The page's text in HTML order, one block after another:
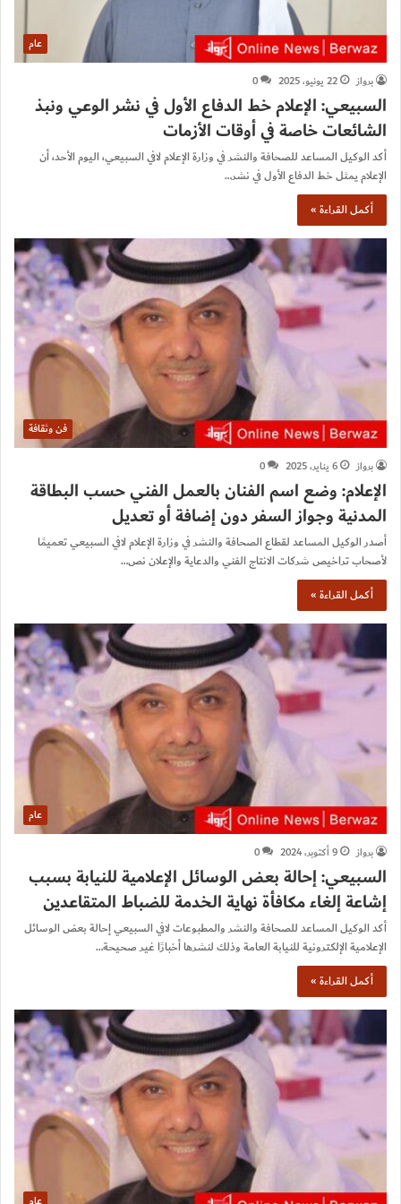
عام
برواز
22 يونيو، 2025 0
السبيعي: الإعلام خط الدفاع الأول في نشر الوعي ونبذ
الشائعات خاصة في أوقات الأزمات
أكد الوكيل المساعد للصحافة والنشر في وزارة الإعلام لافي السبيعي، اليوم الأحد، أن
الإعلام يمثل خط الدفاع الأول في نشر…
أكمل القراءة »
فن وثقافة
برواز
6 يناير، 2025 0
الإعلام: وضع اسم الفنان بالعمل الفني حسب البطاقة
المدنية وجواز السفر دون إضافة أو تعديل
أصدر الوكيل المساعد لقطاع الصحافة والنشر في وزارة الإعلام لافي السبيعي تعميمًا
لأصحاب تراخيص شركات الانتاج الفني والدعاية والإعلان نص…
أكمل القراءة »
عام
برواز
9 أكتوبر، 2024 0
السبيعي: إحالة بعض الوسائل الإعلامية للنيابة بسبب
إشاعة إلغاء مكافأة نهاية الخدمة للضباط المتقاعدين
أكد الوكيل المساعد للصحافة والنشر والمطبوعات لافي السبيعي إحالة بعض الوسائل
الإعلامية الإلكترونية للنيابة العامة وذلك لنشرها أخبارًا غير صحيحة…
أكمل القراءة »